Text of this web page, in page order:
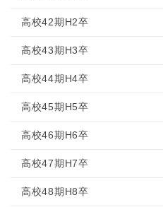
高校42期H2卒
高校43期H3卒
高校44期H4卒
高校45期H5卒
高校46期H6卒
高校47期H7卒
高校48期H8卒